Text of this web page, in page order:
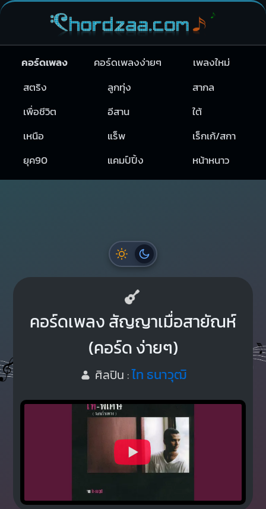
คอร์ดเพลง คอร์ดเพลงง่ายๆ
เพลงใหม่
สตริง
ลูกทุ่ง
สากล
เพื่อชีวิต
อีสาน
ใต้
เหนือ
แร็พ
เร็กเก้/สกา
ยุค90
แคมป์ปิ้ง หน้าหนาว
คอร์ดเพลง สัญญาเมื่อสายัณห์
(คอร์ด ง่ายๆ)
ศิลปิน :ไท ธนาวุฒิ